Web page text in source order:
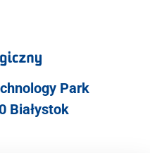
Park
Białystok